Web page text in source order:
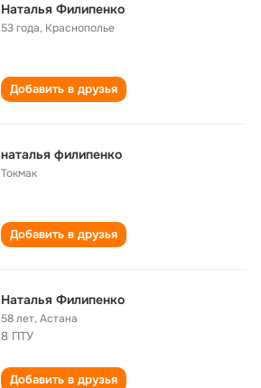
Наталья Филипенко
53 года, Краснополье
Добавить в друзья
наталья филипенко
Токмак
Добавить в друзья
Наталья Филипенко
58 лет,Астана
8 ПТУ
Добавить в друзья